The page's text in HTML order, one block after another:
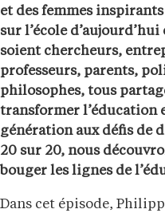
et des femmes
sur l’école
soient chercheurs,
professeurs, parents,
philosophes, tous
transformer l’éducation
génération aux défis de
20 sur 20, nous
bouger les lignes de
Dans cet épisode,